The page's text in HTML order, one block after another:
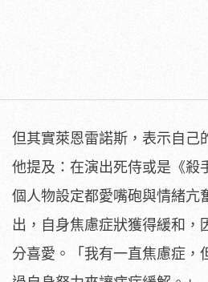
但其實萊恩雷諾斯，表示自己
他提及： 在演出死侍或是《殺
個人物設定都愛嘴砲與情緒亢
出， 自身焦慮症狀獲得緩和，
分喜愛。「 我有一直焦慮症，